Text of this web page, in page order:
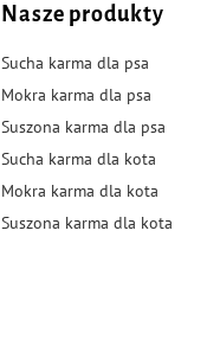
Nasze produkty
Sucha karma dla psa
Mokra karma dla psa
Suszona karma dla psa
Sucha karma dla kota
Mokra karma dla kota
Suszona karma dla kota